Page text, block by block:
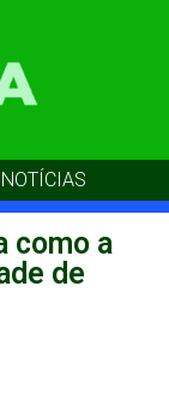
como a
de